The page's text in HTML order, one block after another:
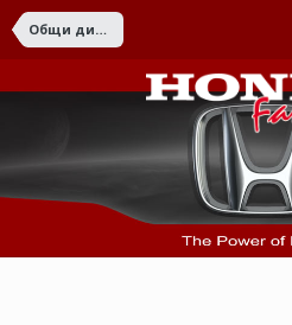
Общи дискусии